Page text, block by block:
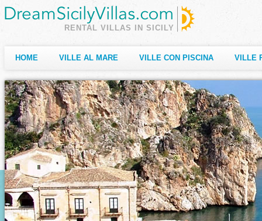
RENTAL VILLAS IN SICILY
HOME VILLE AL MARE VILLE CON PISCINA VILLE